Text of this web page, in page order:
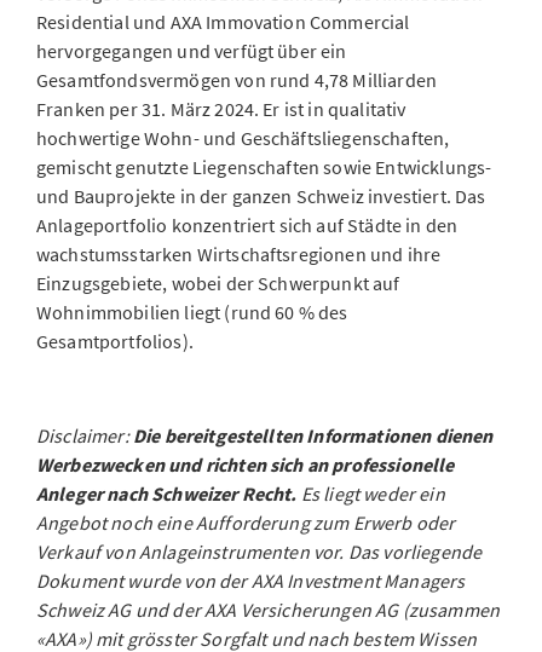
Residential und AXA Immovation Commercial
hervorgegangen und verfügt über ein
Gesamtfondsvermögen von rund 4,78 Milliarden
Franken per 31. März 2024. Er ist in qualitativ
hochwertige Wohn- und Geschäftsliegenschaften,
gemischt genutzte Liegenschaften sowie Entwicklungs-
und Bauprojekte in der ganzen Schweiz investiert. Das
Anlageportfolio konzentriert sich auf Städte in den
wachstumsstarken Wirtschaftsregionen und ihre
Einzugsgebiete, wobei der Schwerpunkt auf
Wohnimmobilien liegt (rund 60 % des
Gesamtportfolios).
Disclaimer:Die bereitgestellten Informationen dienen
Werbezwecken und richten sich an professionelle
Anleger nach Schweizer Recht. Es liegt weder ein
Angebot noch eine Aufforderung zum Erwerb oder
Verkauf von Anlageinstrumenten vor. Das vorliegende
Dokument wurde von der AXA Investment Managers
Schweiz AG und der AXA Versicherungen AG (zusammen
«AXA») mit grösster Sorgfalt und nach bestem Wissen